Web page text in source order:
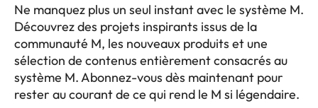
Ne manquez plus un seul instant avec le système M.
Découvrez des projets inspirants issus de la
communauté M, les nouveaux produits et une
sélection de contenus entièrement consacrés au
système M. Abonnez-vous dès maintenant pour
rester au courant de ce qui rend le M si légendaire.